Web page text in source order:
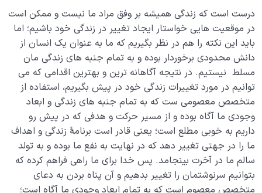
انسان در مرکز آفرینش 0/9
دیدار جهان غیب
درست است که زندگی همیشه بر وفق مراد ما نیست و ممکن است
در موقعیت هایی خواستار ایجاد تغییر در زندگی خود باشیم؛ اما
باید این نکته را هم در نظر بگیریم که ما به عنوان یک انسان از
دانش محدودی برخوردار بوده و به تمام جنبه های زندگی مان
مسلط نیستیم. در نتیجه آگاهانه ترین و بهترین اقدامی که می
توانیم در مورد تغییرات زندگی خود در پیش بگیریم، استفاده از
متخصص معصومی ست که به تمام جنبه های زندگی و ابعاد
وجودی ما آگاه بوده و از مسیر حرکت و هدفی که در پیش رو
داریم به خوبی مطلع است؛ یعنی قادر است برنامۀ زندگی و اهداف
ما را در جهتی تغییر دهد که در نهایت به نفع ما بوده و به تولد
سالم ما در آخرت بینجامد. پس خدا برای ما راهی فراهم کرده که
بتوانیم سرنوشتمان را تغییر بدهیم و آن پناه بردن به دعای
متخصص معصوم است که به تمام ابعاد وجودی ما آگاه است؛